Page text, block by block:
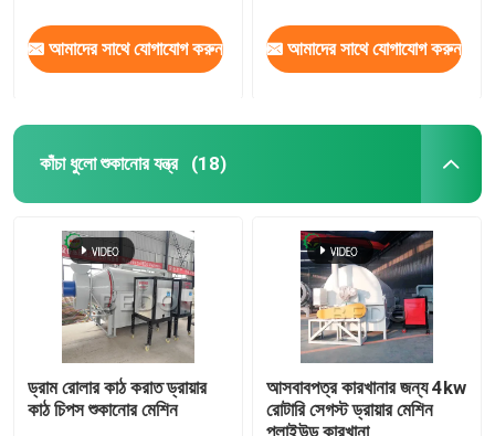
আমাদের সাথে যোগাযোগ করুন আমাদের সাথে যোগাযোগ করুন
কাঁচা ধুলো শুকানোর যন্ত্র (18)
ড্রাম রোলার কাঠ করাত ড্রায়ার
কাঠ চিপস শুকানোর মেশিন
আসবাবপত্র কারখানার জন্য 4kw
রোটারি সেগস্ট ড্রায়ার মেশিন
প্লাইউড কারখানা